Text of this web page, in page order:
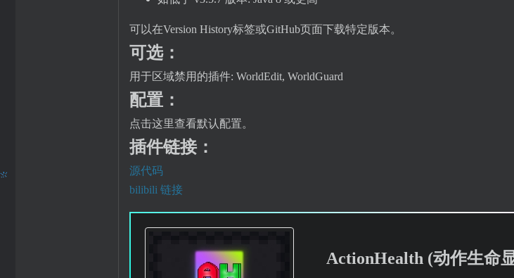
可以在Version History标签或GitHub页面下载特定版本。
可选：
用于区域禁用的插件: WorldEdit, WorldGuard
配置：
点击这里查看默认配置。
插件链接：
源代码
bilibili 链接
ActionHealth (动作生命